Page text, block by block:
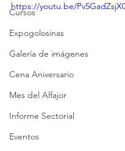
Cursos
Expogolosinas
Galería de imágenes
Cena Aniversario
Mes del Alfajor
Informe Sectorial
Eventos
https://youtu.be/